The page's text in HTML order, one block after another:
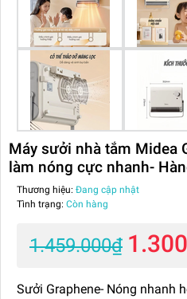
Máy sưởi nhà tắm Midea
làm nóng cực nhanh-
Thương hiệu: Đang cập nhật
Tình trạng: Còn hàng
1.459.000₫
Sưởi Graphene- Nóng nhanh